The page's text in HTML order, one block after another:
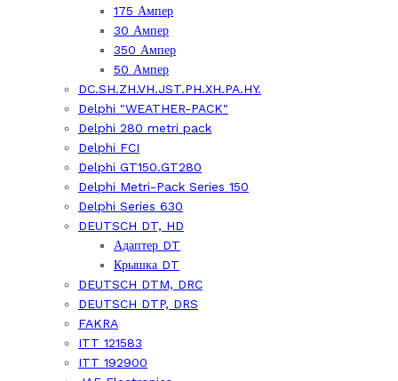
175 Ампер
30 Ампер
350 Ампер
50 Ампер
DC.SH.ZH.VH.JST.PH.XH.PA.HY.
Delphi "WEATHER-PACK"
Delphi 280 metri pack
Delphi FCI
Delphi GT150.GT280
Delphi Metri-Pack Series 150
Delphi Series 630
DEUTSCH DT, HD
Адаптер DT
Крышка DT
DEUTSCH DTM, DRC
DEUTSCH DTP, DRS
FAKRA
ITT 121583
ITT 192900